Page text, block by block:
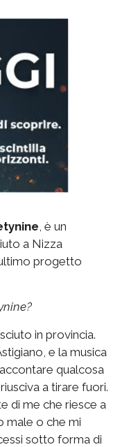
, è un
a Nizza
progetto
in provincia.
e la musica
qualcosa
a tirare fuori.
di me che riesce a
male o che mi
sotto forma di